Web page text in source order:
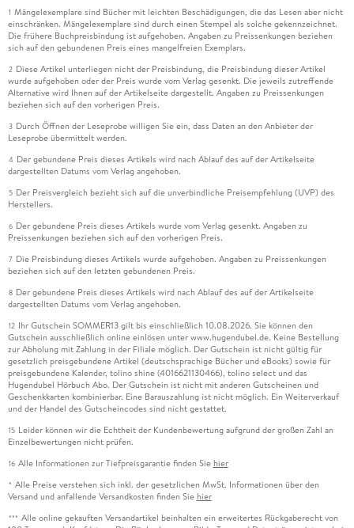
1 Mängelexemplare sind Bücher mit leichten Beschädigungen, die das Lesen aber nicht
einschränken. Mängelexemplare sind durch einen Stempel als solche gekennzeichnet.
Die frühere Buchpreisbindung ist aufgehoben. Angaben zu Preissenkungen beziehen
sich auf den gebundenen Preis eines mangelfreien Exemplars.
2 Diese Artikel unterliegen nicht der Preisbindung, die Preisbindung dieser Artikel
wurde aufgehoben oder der Preis wurde vom Verlag gesenkt. Die jeweils zutreffende
Alternative wird Ihnen auf der Artikelseite dargestellt. Angaben zu Preissenkungen
beziehen sich auf den vorherigen Preis.
3 Durch Öffnen der Leseprobe willigen Sie ein, dass Daten an den Anbieter der
Leseprobe übermittelt werden.
4 Der gebundene Preis dieses Artikels wird nach Ablauf des auf der Artikelseite
dargestellten Datums vom Verlag angehoben.
5 Der Preisvergleich bezieht sich auf die unverbindliche Preisempfehlung (UVP) des
Herstellers.
6 Der gebundene Preis dieses Artikels wurde vom Verlag gesenkt. Angaben zu
Preissenkungen beziehen sich auf den vorherigen Preis.
7 Die Preisbindung dieses Artikels wurde aufgehoben. Angaben zu Preissenkungen
beziehen sich auf den letzten gebundenen Preis.
8 Der gebundene Preis dieses Artikels wird nach Ablauf des auf der Artikelseite
dargestellten Datums vom Verlag angehoben.
12 Ihr Gutschein SOMMER13 gilt bis einschließlich 10.08.2026. Sie können den
Gutschein ausschließlich online einlösen unter www.hugendubel.de. Keine Bestellung
zur Abholung mit Zahlung in der Filiale möglich. Der Gutschein ist nicht gültig für
gesetzlich preisgebundene Artikel (deutschsprachige Bücher und eBooks) sowie für
preisgebundene Kalender, tolino shine (4016621130466), tolino select und das
Hugendubel Hörbuch Abo. Der Gutschein ist nicht mit anderen Gutscheinen und
Geschenkkarten kombinierbar. Eine Barauszahlung ist nicht möglich. Ein Weiterverkauf
und der Handel des Gutscheincodes sind nicht gestattet.
15 Leider können wir die Echtheit der Kundenbewertung aufgrund der großen Zahl an
Einzelbewertungen nicht prüfen.
16 Alle Informationen zur Tiefpreisgarantie finden Sie hier
* Alle Preise verstehen sich inkl. der gesetzlichen MwSt. Informationen über den
Versand und anfallende Versandkosten finden Sie hier
*** Alle online gekauften Versandartikel beinhalten ein erweitertes Rückgaberecht von